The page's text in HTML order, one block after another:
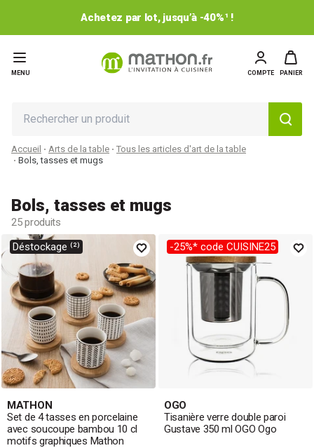
Achetez par lot, jusqu’à -40%¹ !
MENU COMPTE PANIER
Accueil Arts de la table
Tous les articles d'art de la table
Bols, tasses et mugs
Bols, tasses et mugs
25 produits
Déstockage ⁽²⁾
MATHON
Set de 4 tasses en porcelaine
avec soucoupe bambou 10 cl
motifs graphiques Mathon
-25%* code CUISINE25
OGO
Tisanière verre double paroi
Gustave 350 ml OGO Ogo